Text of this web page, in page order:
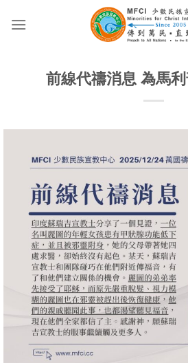
前線代禱消息 為馬